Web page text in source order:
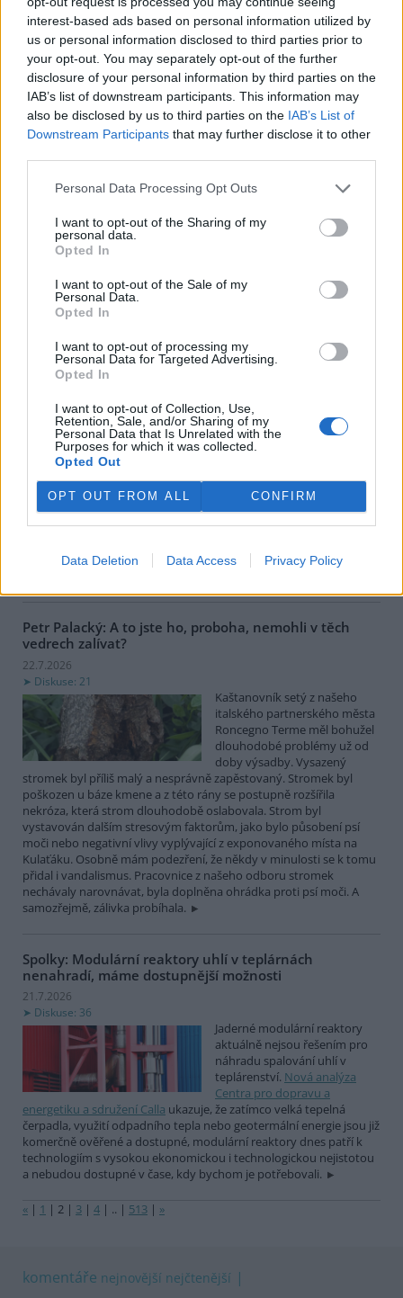
interest-based ads based on personal information utilized by
us or personal information disclosed to third parties prior to
your opt-out. You may separately opt-out of the further
disclosure of your personal information by third parties on the
IAB’s list of downstream participants. This information may
also be disclosed by us to third parties on the IAB’s List of
Downstream Participants that may further disclose it to other
Personal Data Processing Opt Outs
I want to opt-out of the Sharing of my
personal data.
Opted In
I want to opt-out of the Sale of my
Personal Data.
Opted In
I want to opt-out of processing my
Personal Data for Targeted Advertising.
Opted In
I want to opt-out of Collection, Use,
Retention, Sale, and/or Sharing of my
Personal Data that Is Unrelated with the
Purposes for which it was collected.
Opted Out
OPT OUT FROM ALL CONFIRM
Data Deletion Data Access Privacy Policy
Lipensko pro život: Soud znovu zrušil povolení části
developerského projektu v Dolní Vltavici na Lipně.
Nebyl prokázán veřejný zájem
23.7.2026
Diskuse: 4
Krajský soud v Českých
Budějovicích dal za pravdu
spolku Lipensko pro život a
kraje i závazné stanovisko
Správy NP Šumava, které umožňovalo zásah do biotopů zvláště
chráněných druhů při přípravě developerského projektu v Dolní
800 lůžek v apartmánových domech a dvou hotelech, a s
přístavištěm pro 100 lodí obdržel souhlasné stanovisko EIA v roce
Jiří Svoboda: Kompromis pro Nové Mlýny – může
před stoletou vodou?
23.7.2026
Diskuse: 57
Moravě je dlouhodobě
jablkem sváru. Na jedné straně
stojí volání ekologů po
obnově lužních lesů a řešení každoročních masivních úhynů tun
ryb pod přehradou. Na straně druhé argumentují vodohospodáři
rizikem destrukce sypaných hrází, ztrátou vodní rezervy pro
období sucha a miliardovými náklady. Existuje však elegantní
polosuchý poldr. Co by to obnášelo a proč to dává smysl
Petr Palacký: A to jste ho, proboha, nemohli v těch
vedrech zalívat?
22.7.2026
Diskuse: 21
Kaštanovník setý z našeho
italského partnerského města
Roncegno Terme měl bohužel
dlouhodobé problémy už od
doby výsadby. Vysazený
stromek byl příliš malý a nesprávně zapěstovaný. Stromek byl
poškozen u báze kmene a z této rány se postupně rozšířila
nekróza, která strom dlouhodobě oslabovala. Strom byl
vystavován dalším stresovým faktorům, jako bylo působení psí
moči nebo negativní vlivy vyplývající z exponovaného místa na
Kulaťáku. Osobně mám podezření, že někdy v minulosti se k tomu
přidal i vandalismus. Pracovnice z našeho odboru stromek
nechávaly narovnávat, byla doplněna ohrádka proti psí moči. A
samozřejmě, zálivka probíhala.
Spolky: Modulární reaktory uhlí v teplárnách
nenahradí, máme dostupnější možnosti
21.7.2026
Diskuse: 36
Jaderné modulární reaktory
aktuálně nejsou řešením pro
náhradu spalování uhlí v
teplárenství. Nová analýza
Centra pro dopravu a
energetiku a sdružení Calla ukazuje, že zatímco velká tepelná
čerpadla, využití odpadního tepla nebo geotermální energie jsou již
komerčně ověřené a dostupné, modulární reaktory dnes patří k
technologiím s vysokou ekonomickou i technologickou nejistotou
a nebudou dostupné v čase, kdy bychom je potřebovali.
« | 1 | 2 | 3 | 4 | .. | 513 | »
komentáře nejnovější nejčtenější